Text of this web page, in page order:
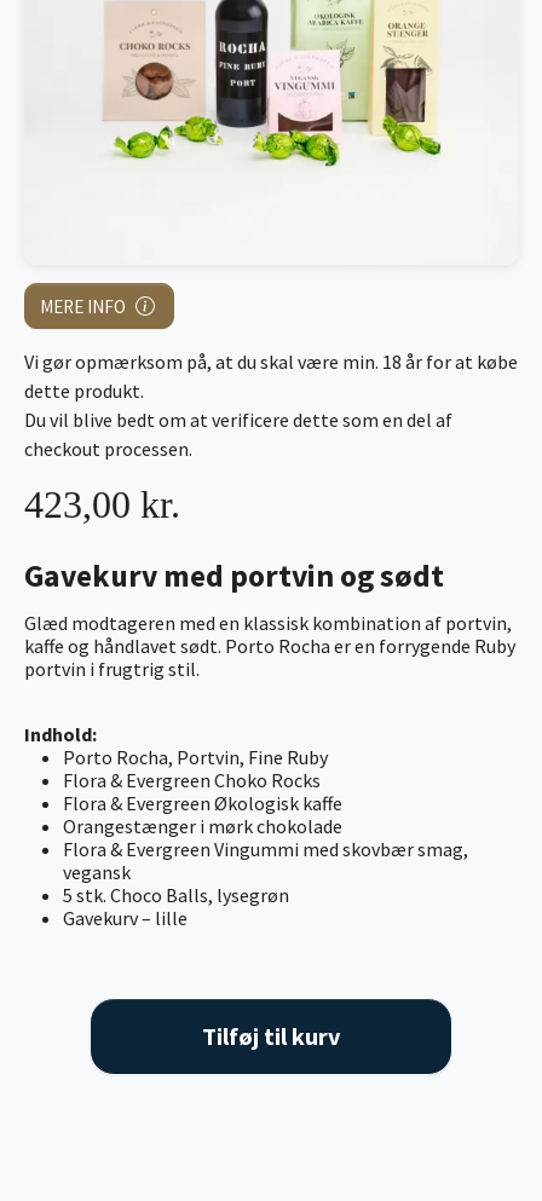
MERE INFO
Gavekurv med portvin og sødt
Glæd modtageren med en klassisk kombination af portvin,
kaffe og håndlavet sødt. Porto Rocha er en forrygende Ruby
portvin i frugtrig stil.
Indhold:
Porto Rocha, Portvin, Fine Ruby
Flora & Evergreen Choko Rocks
Flora & Evergreen Økologisk kaffe
Orangestænger i mørk chokolade
Flora & Evergreen Vingummi med skovbær smag,
vegansk
5 stk. Choco Balls, lysegrøn
Gavekurv – lille
423,00 kr.
Vi gør opmærksom på, at du skal være min. 18 år for at købe
dette produkt.
Du vil blive bedt om at verificere dette som en del af
checkout processen.
Tilføj til kurv